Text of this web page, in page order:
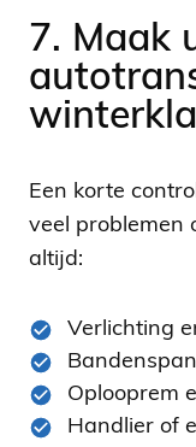
7. Maak
Een korte
veel problemen
altijd:
Verlichting
Oplooprem
Handlier of